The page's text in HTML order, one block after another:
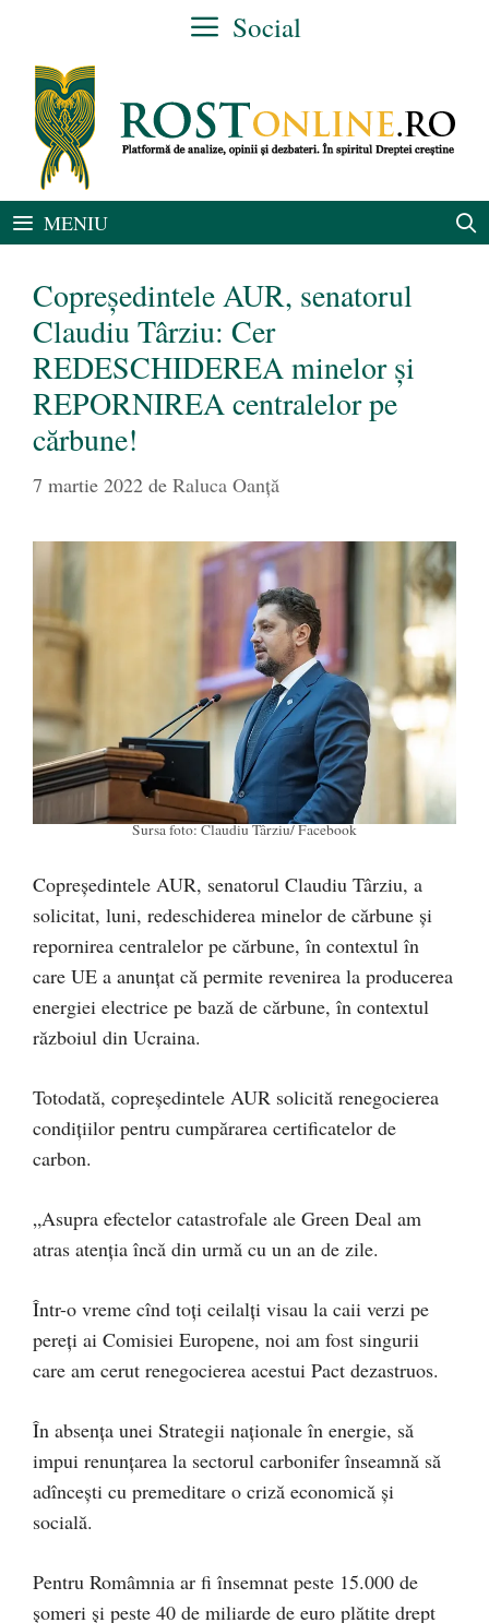
conținut
Social
MENIU
Copreședintele AUR, senatorul
Claudiu Târziu: Cer
REDESCHIDEREA minelor și
REPORNIREA centralelor pe
cărbune!
7 martie 2022 de Raluca Oanță
Sursa foto: Claudiu Târziu/ Facebook
Copreședintele AUR, senatorul Claudiu Târziu, a
solicitat, luni, redeschiderea minelor de cărbune și
repornirea centralelor pe cărbune, în contextul în
care UE a anunțat că permite revenirea la producerea
energiei electrice pe bază de cărbune, în contextul
războiul din Ucraina.
Totodată, copreședintele AUR solicită renegocierea
condițiilor pentru cumpărarea certificatelor de
carbon.
„Asupra efectelor catastrofale ale Green Deal am
atras atenția încă din urmă cu un an de zile.
Într-o vreme cînd toți ceilalți visau la caii verzi pe
pereți ai Comisiei Europene, noi am fost singurii
care am cerut renegocierea acestui Pact dezastruos.
În absența unei Strategii naționale în energie, să
impui renunțarea la sectorul carbonifer înseamnă să
adîncești cu premeditare o criză economică și
socială.
Pentru Româmnia ar fi însemnat peste 15.000 de
șomeri și peste 40 de miliarde de euro plătite drept